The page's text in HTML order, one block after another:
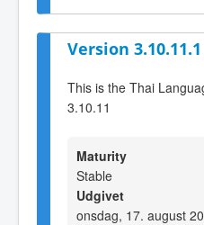
Version 3.10.11.1
This is the Thai
3.10.11
Maturity
Stable
Udgivet
onsdag, 17. august